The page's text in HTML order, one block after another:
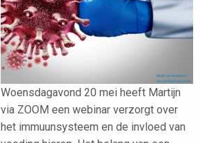
Woensdagavond 20 mei heeft Martijn
via ZOOM een webinar verzorgt over
het immuunsysteem en de invloed van